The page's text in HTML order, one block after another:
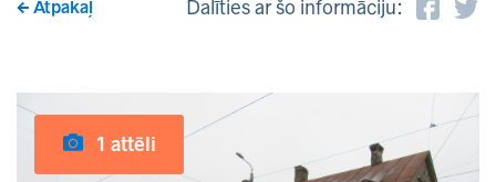
Atpakaļ Dalīties ar šo informāciju:
1 attēli